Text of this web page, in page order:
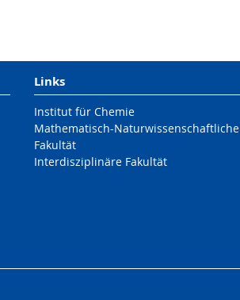
Links
Institut für Chemie
Mathematisch-Naturwissenschaftliche
Fakultät
Interdisziplinäre Fakultät